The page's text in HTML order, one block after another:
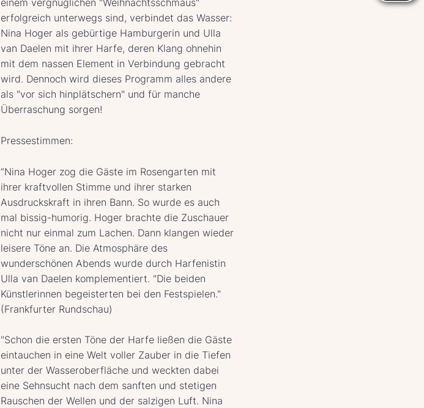
einem vergnüglichen "Weihnachtsschmaus"
erfolgreich unterwegs sind, verbindet das Wasser:
Nina Hoger als gebürtige Hamburgerin und Ulla
van Daelen mit ihrer Harfe, deren Klang ohnehin
mit dem nassen Element in Verbindung gebracht
wird. Dennoch wird dieses Programm alles andere
als "vor sich hinplätschern" und für manche
Überraschung sorgen!
Pressestimmen:
“Nina Hoger zog die Gäste im Rosengarten mit
ihrer kraftvollen Stimme und ihrer starken
Ausdruckskraft in ihren Bann. So wurde es auch
mal bissig-humorig. Hoger brachte die Zuschauer
nicht nur einmal zum Lachen. Dann klangen wieder
leisere Töne an. Die Atmosphäre des
wunderschönen Abends wurde durch Harfenistin
Ulla van Daelen komplementiert. "Die beiden
Künstlerinnen begeisterten bei den Festspielen."
(Frankfurter Rundschau)
"Schon die ersten Töne der Harfe ließen die Gäste
eintauchen in eine Welt voller Zauber in die Tiefen
unter der Wasseroberfläche und weckten dabei
eine Sehnsucht nach dem sanften und stetigen
Rauschen der Wellen und der salzigen Luft. Nina